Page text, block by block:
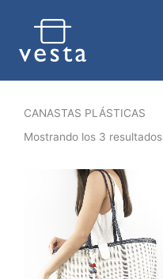
contenido
CANASTAS PLÁSTICAS
Mostrando los 3 resultados